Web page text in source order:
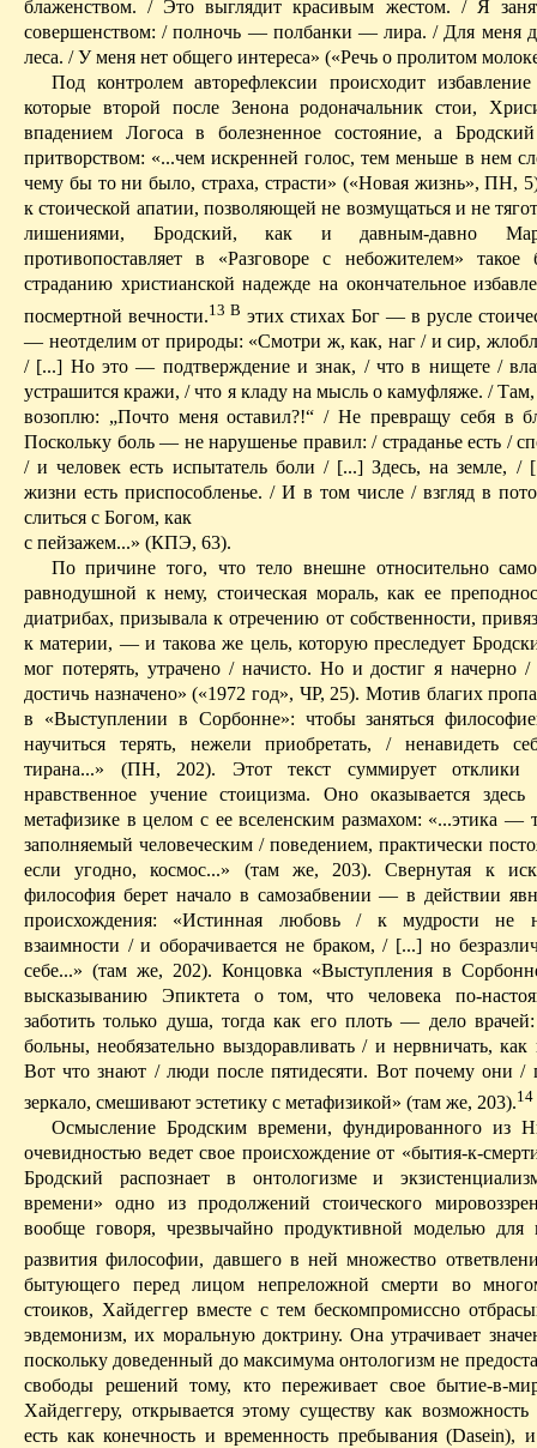
блаженством. / Это выглядит красивым жестом. / Я
совершенством: / полночь — полбанки — лира. / Для меня
леса. / У меня нет общего интереса» («Речь о пролитом
Под контролемавторефлексии происходит
которые второй после Зенона родоначальникстои,
впадением Логоса в болезненное состояние, а
притворством: «...чем искренней голос, тем меньше в нем
чему бы то ни было, страха, страсти» («Новая жизнь», ПН,
к стоической апатии, позволяющей не возмущаться и не
лишениями, Бродский, как и давным-давно
противопоставляет в «Разговоре с небожителем» такое
страданию христианской надежде на окончательное
посмертной вечности.13 В этих стихах Бог — в русле
— неотделим от природы: «Смотри ж, как, наг / и сир,
/ [...] Но это — подтверждение и знак, / что в нищете /
устрашится кражи, / что я кладу на мысль о камуфляже. / Там,
возоплю: „Почто меня оставил?!“ / Не превращу себя в
Поскольку боль — не нарушенье правил: / страданье есть /
/ и человек есть испытатель боли / [...] Здесь, на земле, /
жизни есть приспособленье. / И в том числе / взгляд в
слиться с Богом, как
с пейзажем...» (КПЭ, 63).
По причине того, что тело внешне относительно
равнодушной к нему, стоическая мораль, как ее
диатрибах, призывала к отречению от собственности,
к материи, — и такова же цель, которую преследует
мог потерять, утрачено / начисто. Но и достиг я начерно /
достичь назначено» («1972 год», ЧP, 25). Мотив благих
в «Выступлении в Сорбонне»: чтобы заняться
научиться терять, нежели приобретать, / ненавидеть
тирана...» (ПН, 202). Этот текст суммирует отклики
нравственное учение стоицизма. Оно оказывается здесь
метафизике в целом с ее вселенским размахом: «...этика —
заполняемый человеческим / поведением, практически
если угодно, космос...» (там же, 203). Свернутая к
философия берет начало в самозабвении — в действии
происхождения: «Истинная любовь / к мудрости не
взаимности / и оборачивается не браком, / [...] но
себе...» (там же, 202). Концовка «Выступления в
высказыванию Эпиктета о том, что человека по-
заботить только душа, тогда как его плоть — дело
больны, необязательно выздоравливать / и нервничать,
Вот что знают / люди после пятидесяти. Вот почему они /
зеркало, смешивают эстетику с метафизикой» (там же, 203).14
Осмысление Бродским времени, фундированного из
очевидно­стью ведет свое происхождение от «бытия-к-
Бродский распознает в онтологизмеи
времени» одно из продолжений стоического
вообще говоря, чрезвычайно продуктивной моделью для
развития философии, давшего в ней множество
бытующего перед лицом непреложной смерти во
стоиков, Хайдеггер вместе с тем бескомпромиссно
эвдемонизм, их моральную доктрину. Она утрачивает
поскольку доведенный до максимумаонтологизм не
свободы решений тому, кто переживает свое бытие-в-
Хайдеггеру, открывается это­му существу как
есть как конечность и временность пре­бывания (Dasein), и